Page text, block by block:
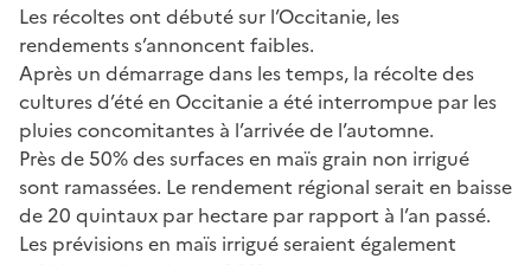
Les récoltes ont débuté sur l’Occitanie, les
rendements s’annoncent faibles.
Après un démarrage dans les temps, la récolte des
cultures d’été en Occitanie a été interrompue par les
pluies concomitantes à l’arrivée de l’automne.
Près de 50% des surfaces en maïs grain non irrigué
sont ramassées. Le rendement régional serait en baisse
de 20 quintaux par hectare par rapport à l’an passé.
Les prévisions en maïs irrigué seraient également